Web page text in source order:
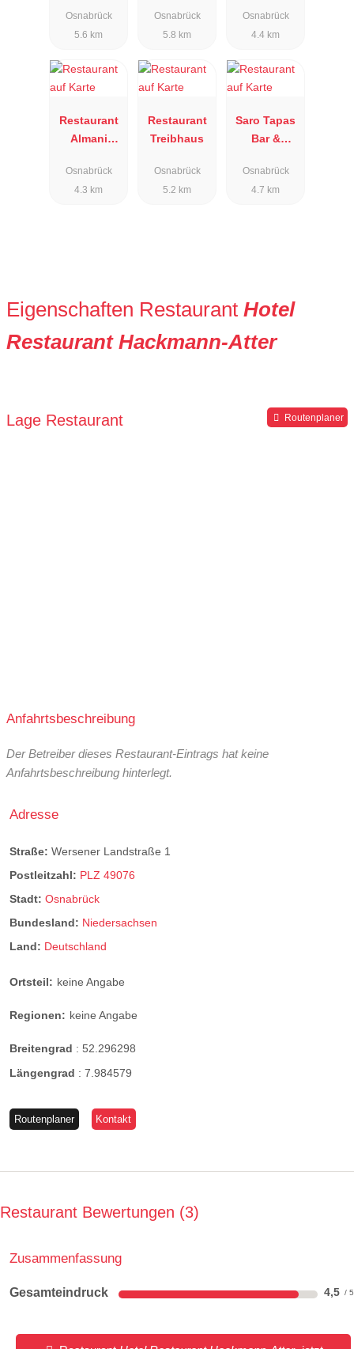
Osnabrück
5.6 km
Osnabrück
5.8 km
Osnabrück
4.4 km
Restaurant
Almani
Osnabrück
4.3 km
Restaurant
Treibhaus
Osnabrück
5.2 km
Saro Tapas
Bar &
Osnabrück
4.7 km
Eigenschaften Restaurant Hotel
Restaurant Hackmann-Atter
Lage Restaurant Routenplaner
Anfahrtsbeschreibung
Der Betreiber dieses Restaurant-Eintrags hat keine
Anfahrtsbeschreibung hinterlegt.
Adresse
Straße: Wersener Landstraße 1
Postleitzahl: PLZ 49076
Stadt: Osnabrück
Bundesland: Niedersachsen
Land: Deutschland
Ortsteil: keine Angabe
Regionen: keine Angabe
Breitengrad : 52.296298
Längengrad : 7.984579
Routenplaner Kontakt
Restaurant Bewertungen 3
Zusammenfassung
Gesamteindruck 4,5